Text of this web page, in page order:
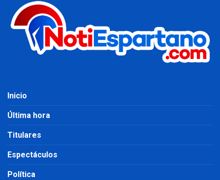
Inicio
Última hora
Titulares
Espectáculos
Política